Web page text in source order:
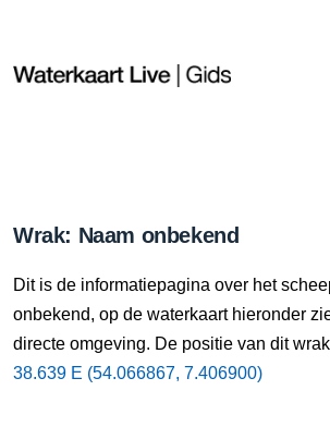
Wrak: Naam onbekend
Dit is de informatiepagina over het
onbekend, op de waterkaart hieronder
directe omgeving. De positie van dit
38.639 E (54.066867, 7.406900)